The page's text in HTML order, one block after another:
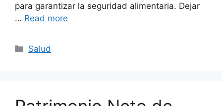
para garantizar la seguridad alimentaria. Dejar
… Read more
Categories
Salud